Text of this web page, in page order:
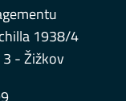
1938/4
- Žižkov